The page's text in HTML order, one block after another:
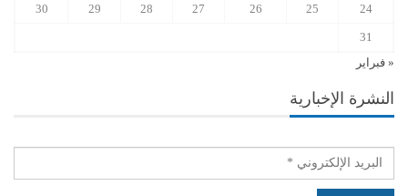
24
25
26
27
28
29
30
31
« فبراير
النشرة الإخبارية